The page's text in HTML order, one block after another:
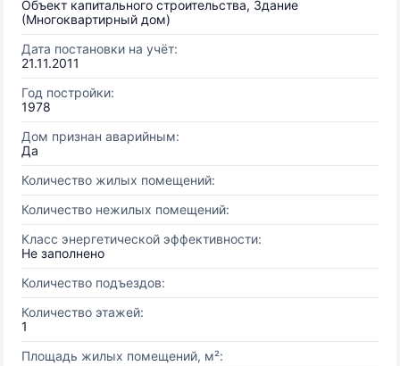
Объект капитального строительства, Здание
(Многоквартирный дом)
Дата постановки на учёт:
21.11.2011
Год постройки:
1978
Дом признан аварийным:
Да
Количество жилых помещений:
Количество нежилых помещений:
Класс энергетической эффективности:
Не заполнено
Количество подъездов:
Количество этажей:
1
Площадь жилых помещений, м²: